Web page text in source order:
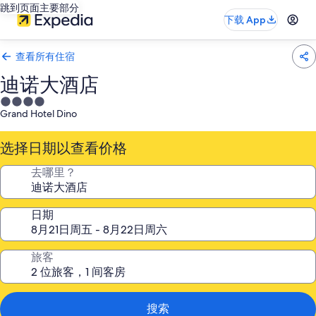
跳到页面主要部分
下载 App
查看所有住宿
迪诺大酒店
4.0
星
住
宿
Grand Hotel Dino
选择日期以查看价格
去哪里？
日期
旅客
搜索